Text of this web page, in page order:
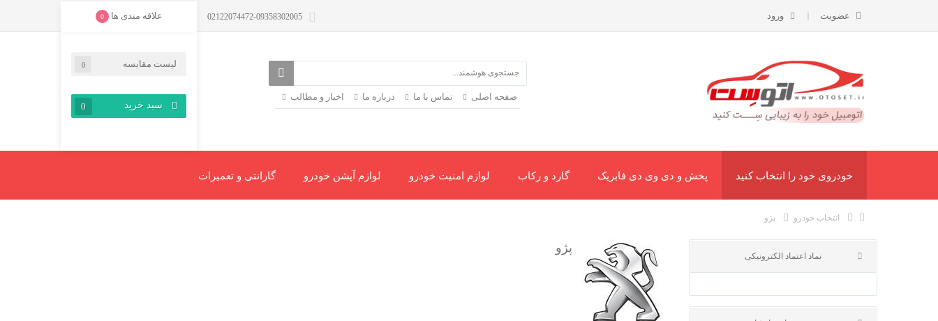
علاقه مندی ها 0 عضویت ورود
لیست مقایسه 0
سبد خرید 0
صفحه اصلی تماس با ما درباره ما اخبار و مطالب
خودروی خود را انتخاب کنید پخش و دی وی دی فابریک گارد و رکاب لوازم امنیت خودرو لوازم آپشن خودرو گارانتی و تعمیرات
انتخاب خودرو پژو
پژو